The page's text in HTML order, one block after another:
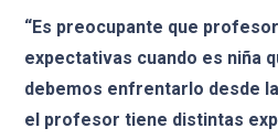
“Es preocupante que
expectativas cuando es niña
debemos enfrentarlo desde
el profesor tiene distintas